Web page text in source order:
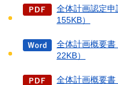
全体計画認定申
155KB）
全体計画概要書
22KB）
全体計画概要書